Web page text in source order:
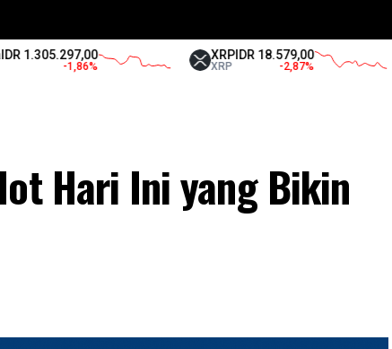
XRP IDR 18.579,00
XRP -2,87 USDT
Hari Ini yang Bikin